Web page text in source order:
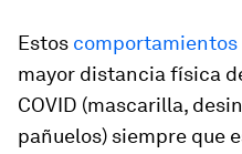
Estos comportamientos
mayor distancia física
COVID (mascarilla,
pañuelos) siempre que